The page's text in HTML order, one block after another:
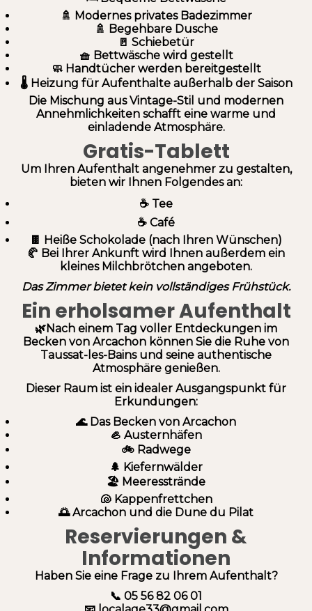
🚿 Modernes privates Badezimmer
🚿 Begehbare Dusche
🚪 Schiebetür
🧺 Bettwäsche wird gestellt
🧼 Handtücher werden bereitgestellt
🌡️ Heizung für Aufenthalte außerhalb der Saison
Die Mischung aus Vintage-Stil und modernen
Annehmlichkeiten schafft eine warme und
einladende Atmosphäre.
Gratis-Tablett
Um Ihren Aufenthalt angenehmer zu gestalten,
bieten wir Ihnen Folgendes an:
☕ Tee
☕ Café
🍫 Heiße Schokolade (nach Ihren Wünschen)
🥐 Bei Ihrer Ankunft wird Ihnen außerdem ein
kleines Milchbrötchen angeboten.
Das Zimmer bietet kein vollständiges Frühstück.
Ein erholsamer Aufenthalt
🌿Nach einem Tag voller Entdeckungen im
Becken von Arcachon können Sie die Ruhe von
Taussat-les-Bains und seine authentische
Atmosphäre genießen.
Dieser Raum ist ein idealer Ausgangspunkt für
Erkundungen:
🌊 Das Becken von Arcachon
🦪 Austernhäfen
🚲 Radwege
🌲 Kiefernwälder
🏖️ Meeresstrände
🐚 Kappenfrettchen
🌅 Arcachon und die Dune du Pilat
Reservierungen &
Informationen
Haben Sie eine Frage zu Ihrem Aufenthalt?
📞 05 56 82 06 01